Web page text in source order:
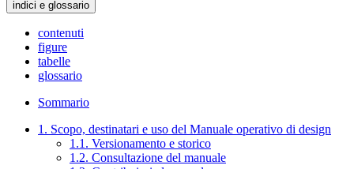
indici e glossario
contenuti
figure
tabelle
glossario
Sommario
1. Scopo, destinatari e uso del Manuale operativo di design
1.1. Versionamento e storico
1.2. Consultazione del manuale